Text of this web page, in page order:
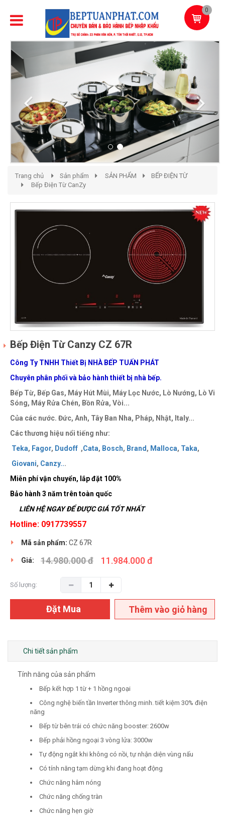
0
Previous
Trang chủ Sản phẩm SẢN PHẨM
BẾP ĐIỆN TỪ
Bếp Điện Từ CanZy
Bếp Điện Từ Canzy CZ 67R
Công Ty TNHH Thiết Bị NHÀ BẾP TUẤN PHÁT
Chuyên phân phối và bảo hành thiết bị nhà bếp.
Bếp Từ, Bếp Gas, Máy Hút Mùi, Máy Lọc Nước, Lò Nướng, Lò Vi
Sóng, Máy Rửa Chén, Bồn Rửa, Vòi...
Của các nước. Đức, Anh, Tây Ban Nha, Pháp, Nhật, Italy...
Các thương hiệu nổi tiếng như:
Teka, Fagor, Dudoff ,Cata, Bosch, Brand , Malloca, Taka,
Giovani, Canzy...
Miễn phí vận chuyển, lắp đặt 100%
Bảo hành 3 năm trên toàn quốc
LIÊN HỆ NGAY ĐỂ ĐƯỢC GIÁ TỐT NHẤT
Hotline: 0917739557
Mã sản phẩm: CZ 67R
Giá: 14.980.000 đ 11.984.000 đ
Số lượng:
Đặt Mua Thêm vào giỏ hàng
Chi tiết sản phẩm
Tính năng của sản phẩm
Bếp kết hợp 1 từ + 1 hồng ngoại
Công nghệ biến tần Inverter thông minh. tiết kiệm 30% điện
năng
Bếp từ bên trái có chức năng booster: 2600w
Bếp phải hồng ngoại 3 vòng lửa: 3000w
Tự động ngắt khi không có nồi, tự nhận diện vùng nấu
Có tính năng tạm dừng khi đang hoạt động
Chức năng hâm nóng
Chức năng chống tràn
Chức năng hẹn giờ